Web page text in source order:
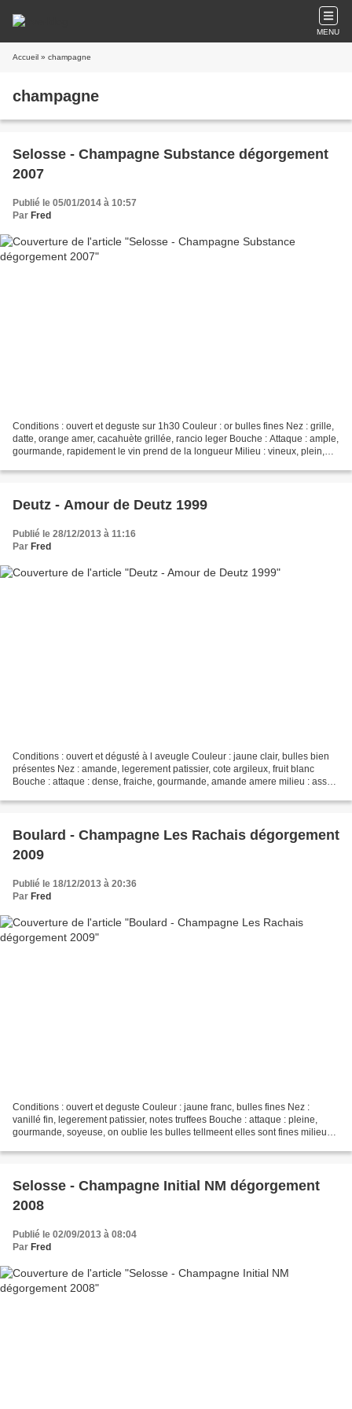
MENU
Accueil » champagne
champagne
Selosse - Champagne Substance dégorgement
2007
Publié le 05/01/2014 à 10:57
Par Fred
Conditions : ouvert et deguste sur 1h30 Couleur : or bulles fines Nez : grille,
datte, orange amer, cacahuète grillée, rancio leger Bouche : Attaque : ample,
gourmande, rapidement le vin prend de la longueur Milieu : vineux, plein,
Deutz - Amour de Deutz 1999
Publié le 28/12/2013 à 11:16
Par Fred
Conditions : ouvert et dégusté à l aveugle Couleur : jaune clair, bulles bien
présentes Nez : amande, legerement patissier, cote argileux, fruit blanc
Bouche : attaque : dense, fraiche, gourmande, amande amere milieu : assez
Boulard - Champagne Les Rachais dégorgement
2009
Publié le 18/12/2013 à 20:36
Par Fred
Conditions : ouvert et deguste Couleur : jaune franc, bulles fines Nez :
vanillé fin, legerement patissier, notes truffees Bouche : attaque : pleine,
gourmande, soyeuse, on oublie les bulles tellmeent elles sont fines milieu
Selosse - Champagne Initial NM dégorgement
2008
Publié le 02/09/2013 à 08:04
Par Fred